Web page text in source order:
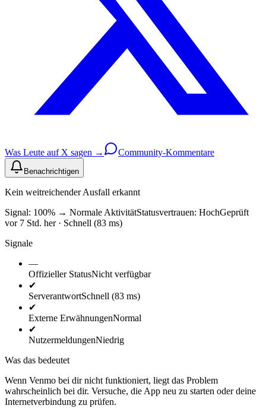
Was Leute auf X sagen → Community-Kommentare
Benachrichtigen
Kein weitreichender Ausfall erkannt
Signal: 100% → Normale AktivitätStatusvertrauen: HochGeprüft
vor 7 Std. her · Schnell (83 ms)
Signale
—
Offizieller StatusNicht verfügbar
✔
ServerantwortSchnell (83 ms)
✔
Externe ErwähnungenNormal
✔
NutzermeldungenNiedrig
Was das bedeutet
Wenn Venmo bei dir nicht funktioniert, liegt das Problem
wahrscheinlich bei dir. Versuche, die App neu zu starten oder deine
Internetverbindung zu prüfen.